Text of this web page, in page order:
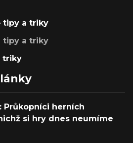
tipy a triky
tipy a triky
triky
Průkopníci herních
si hry dnes neumíme